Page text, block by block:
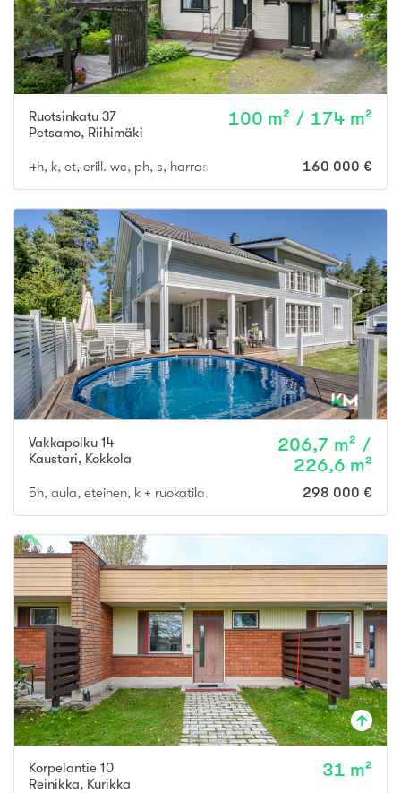
Ruotsinkatu 37
Petsamo, Riihimäki
100 m² / 174 m²
4h, k, et, erill. wc, ph, s, harrastetila, erillinen autotalli + varasto
160 000 €
Vakkapolku 14
Kaustari, Kokkola
206,7 m² /
226,6 m²
5h, aula, eteinen, k + ruokatila, 3 wc , s, kph, 2 vaatehuonetta,
298 000 €
Korpelantie 10
Reinikka, Kurikka
31 m²